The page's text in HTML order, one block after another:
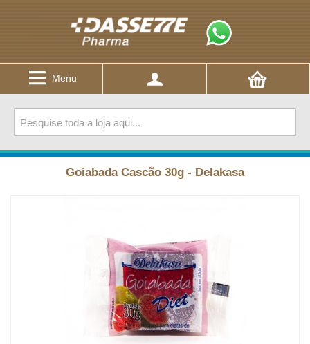
Menu
Goiabada Cascão 30g - Delakasa